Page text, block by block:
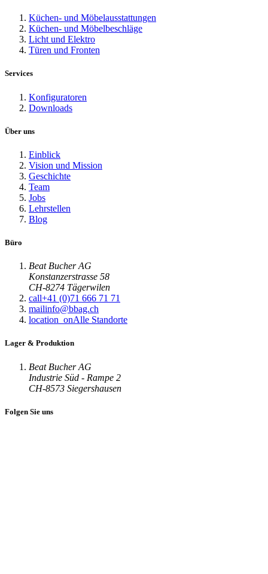
Küchen- und Möbelausstattungen
Küchen- und Möbelbeschläge
Licht und Elektro
Türen und Fronten
Services
Konfiguratoren
Downloads
Über uns
Einblick
Vision und Mission
Geschichte
Team
Jobs
Lehrstellen
Blog
Büro
Beat Bucher AG
Konstanzerstrasse 58
CH-8274 Tägerwilen
call+41 (0)71 666 71 71
mailinfo@bbag.ch
location_onAlle Standorte
Lager & Produktion
Beat Bucher AG
Industrie Süd - Rampe 2
CH-8573 Siegershausen
Folgen Sie uns